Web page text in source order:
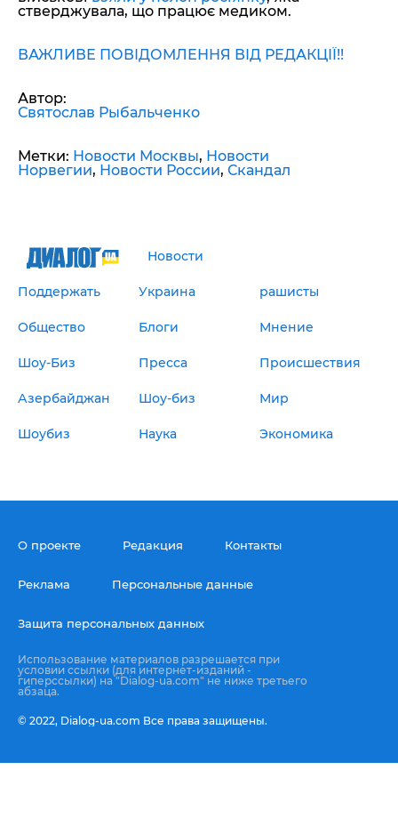
стверджувала, що працює медиком.
ВАЖЛИВЕ ПОВІДОМЛЕННЯ ВІД РЕДАКЦІЇ!!
Автор:
Святослав Рыбальченко
Метки: Новости Москвы, Новости
Норвегии, Новости России, Скандал
Новости
Поддержать Украина рашисты
Общество Блоги Мнение
Шоу-Биз Пресса Происшествия
Азербайджан Шоу-биз Мир
Шоубиз Наука Экономика
О проекте Редакция Контакты
Реклама Персональные данные
Защита персональных данных
Использование материалов разрешается при
условии ссылки (для интернет-изданий -
гиперссылки) на "Dialog-ua.com" не ниже третьего
абзаца.
© 2022, Dialog-ua.сom Все права защищены.